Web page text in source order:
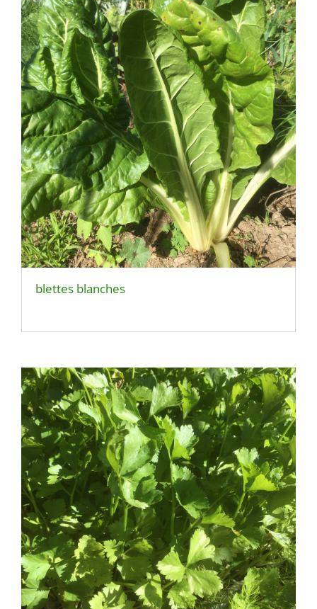
blettes blanches